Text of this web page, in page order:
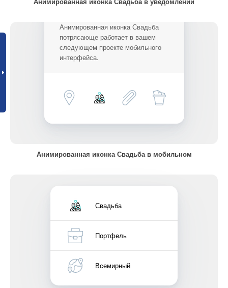
Анимированная иконка Свадьба
потрясающе работает в вашем
следующем проекте мобильного
интерфейса.
Анимированная иконка Свадьба в мобильном
Свадьба
Портфель
Всемирный